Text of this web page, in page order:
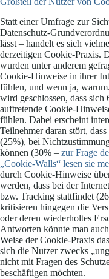
Statt einer Umfrage zur
Datenschutz-
lässt – handelt es sich
derzeitigen Cookie-Praxis.
wurden unter anderem
Cookie-Hinweise in ihrer
fühlen, und wenn ja,
wird geschlossen, dass
auftretende Cookie-
fühlen. Dabei erscheint
Teilnehmer daran stört,
(25%), bei
können (30% – zur Frage
„Cookie-Walls“ lesen sie
durch Cookie-Hinweise
werden, dass bei der
bzw. Tracking stattfindet
kritisieren hingegen die
oder deren wiederholtes
Antworten könnte man
Weise der Cookie-Praxis
sich die Nutzer zwecks
nicht mit Fragen des
beschäftigen möchten.